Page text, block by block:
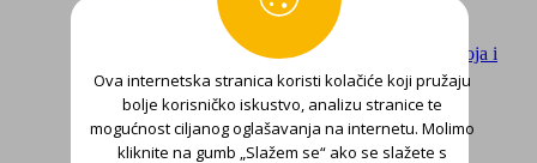
Završne lak boje
Sredstva za skidanje korozije, starih lak boja i
lakova
Zaštita drva
Temelji i kitovi za zaglađivanje
Završne lak boje, lakovi i lazure
Ova internetska stranica koristi kolačiće koji pružaju
bolje korisničko iskustvo, analizu stranice te
mogućnost ciljanog oglašavanja na internetu. Molimo
kliknite na gumb „Slažem se“ ako se slažete s